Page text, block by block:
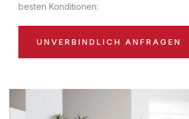
besten Konditionen:
UNVERBINDLICH ANFRAGEN